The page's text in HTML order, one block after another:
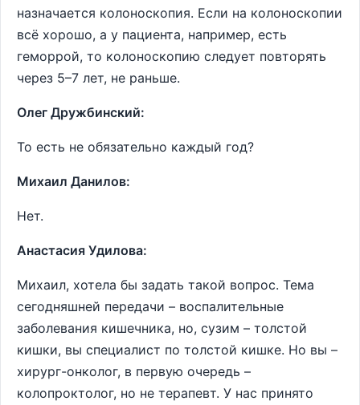
назначается колоноскопия. Если на колоноскопии
всё хорошо, а у пациента, например, есть
геморрой, то колоноскопию следует повторять
через 5–7 лет, не раньше.
Олег Дружбинский:
То есть не обязательно каждый год?
Михаил Данилов:
Нет.
Анастасия Удилова:
Михаил, хотела бы задать такой вопрос. Тема
сегодняшней передачи – воспалительные
заболевания кишечника, но, сузим – толстой
кишки, вы специалист по толстой кишке. Но вы –
хирург-онколог, в первую очередь –
колопроктолог, но не терапевт. У нас принято